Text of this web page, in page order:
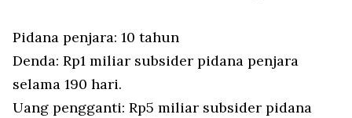
Pidana penjara: 10 tahun
Denda: Rp1 miliar subsider pidana penjara
selama 190 hari.
Uang pengganti: Rp5 miliar subsider pidana